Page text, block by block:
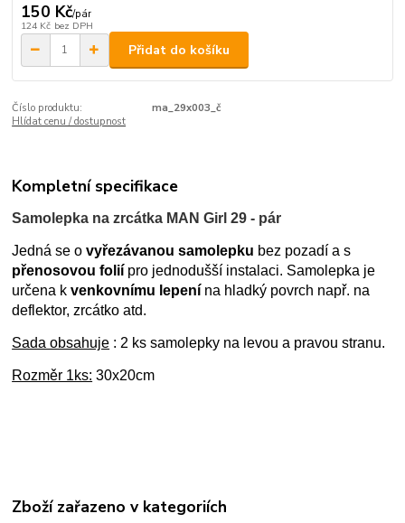
150 Kč/pár
124 Kč bez DPH
Přidat do košíku
Číslo produktu:
ma_29x003_č
Hlídat cenu / dostupnost
Kompletní specifikace
Samolepka na zrcátka MAN Girl 29 - pár
Jedná se ovyřezávanou samolepku bez pozadí a s
přenosovou folií pro jednodušší instalaci. Samolepka je
určena kvenkovnímu lepení na hladký povrch např. na
deflektor, zrcátko atd.
Sada obsahuje : 2 ks samolepky na levou a pravou stranu.
Rozměr 1ks: 30x20cm
Zboží zařazeno v kategoriích